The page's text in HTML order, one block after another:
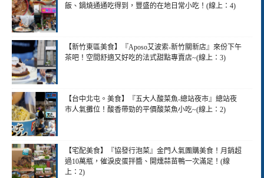
飯、鍋燒通通吃得到，豐盛的在地日常小吃！(線上：4)
【新竹東區美食】『Aposo艾波索-新竹關新店』來份下午
茶吧！空間舒適又好吃的法式甜點專賣店~(線上：3)
【台中北屯。美食】『五大人酸菜魚-總站夜市』總站夜
市人氣攤位！酸香帶勁的平價酸菜魚小吃~(線上：2)
【宅配美食】『協發行泡菜』金門人氣團購美食！月銷超
過10萬瓶，催淚皮蛋拌醬、開燻蒜苗鴨一次滿足！(線
上：2)